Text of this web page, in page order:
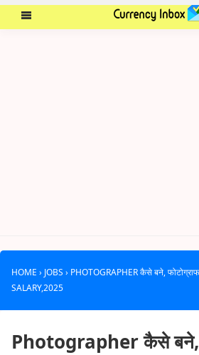
HOME › JOBS › PHOTOGRAPHER कैसे बने,
SALARY,2025
Photographer कैसे बने,